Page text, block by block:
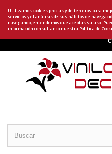
Utilizamos cookies propias y de terceros para
servicios y el análisis de sus hábitos de
navegando, entendemos que aceptas su uso.
información consultando nuestra Política de